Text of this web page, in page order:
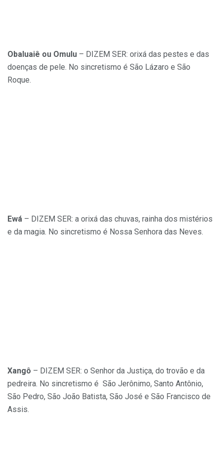
Obaluaiê ou Omulu – DIZEM SER: orixá das pestes e das
doenças de pele. No sincretismo é São Lázaro e São
Roque.
Ewá – DIZEM SER: a orixá das chuvas, rainha dos mistérios
e da magia. No sincretismo é Nossa Senhora das Neves.
Xangô – DIZEM SER: o Senhor da Justiça, do trovão e da
pedreira. No sincretismo é São Jerônimo, Santo Antônio,
São Pedro, São João Batista, São José e São Francisco de
Assis.